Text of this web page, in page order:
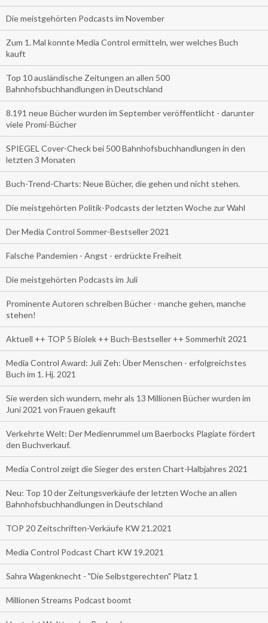
Die meistgehörten Podcasts im November
Zum 1. Mal konnte Media Control ermitteln, wer welches Buch
kauft
Top 10 ausländische Zeitungen an allen 500
Bahnhofsbuchhandlungen in Deutschland
8.191 neue Bücher wurden im September veröffentlicht - darunter
viele Promi-Bücher
SPIEGEL Cover-Check bei 500 Bahnhofsbuchhandlungen in den
letzten 3 Monaten
Buch-Trend-Charts: Neue Bücher, die gehen und nicht stehen.
Die meistgehörten Politik-Podcasts der letzten Woche zur Wahl
Der Media Control Sommer-Bestseller 2021
Falsche Pandemien - Angst - erdrückte Freiheit
Die meistgehörten Podcasts im Juli
Prominente Autoren schreiben Bücher - manche gehen, manche
stehen!
Aktuell ++ TOP 5 Biolek ++ Buch-Bestseller ++ Sommerhit 2021
Media Control Award: Juli Zeh: Über Menschen - erfolgreichstes
Buch im 1. Hj. 2021
Sie werden sich wundern, mehr als 13 Millionen Bücher wurden im
Juni 2021 von Frauen gekauft
Verkehrte Welt: Der Medienrummel um Baerbocks Plagiate fördert
den Buchverkauf.
Media Control zeigt die Sieger des ersten Chart-Halbjahres 2021
Neu: Top 10 der Zeitungsverkäufe der letzten Woche an allen
Bahnhofsbuchhandlungen in Deutschland
TOP 20 Zeitschriften-Verkäufe KW 21.2021
Media Control Podcast Chart KW 19.2021
Sahra Wagenknecht - "Die Selbstgerechten" Platz 1
Millionen Streams Podcast boomt